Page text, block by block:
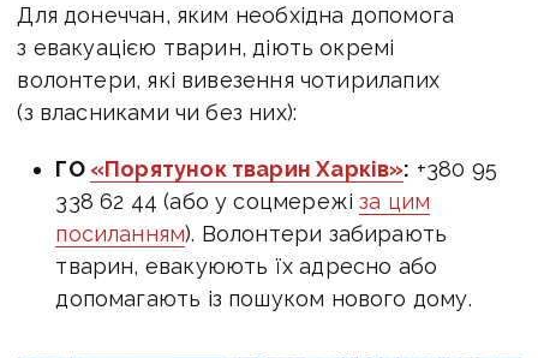
Для донеччан, яким необхідна допомога
з евакуацією тварин, діють окремі
волонтери, які вивезення чотирилапих
(з власниками чи без них):
ГО «Порятунок тварин Харків»: +380 95
338 62 44 (або у соцмережіза цим
посиланням). Волонтери забирають
тварин, евакуюють їх адресно або
допомагають із пошуком нового дому.